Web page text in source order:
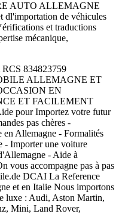
AUTO ALLEMAGNE
dl'importation de véhicules
et traductions
mécanique,
834823759
ALLEMAGNE ET
EN
ET FACILEMENT
pour Importez votre futur
pas chères -
en Allemagne - Formalités
- Importer une voiture
- Aide à
vous accompagne pas à pas
DCAI La Reference
et en Italie Nous importons
luxe : Audi, Aston Martin,
Mini, Land Rover,